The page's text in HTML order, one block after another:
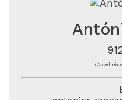
(Appel